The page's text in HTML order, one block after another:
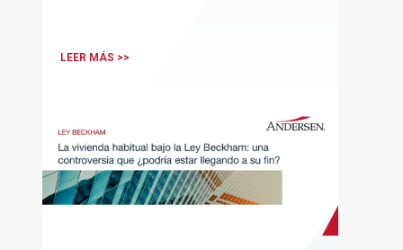
LEER MÁS >>